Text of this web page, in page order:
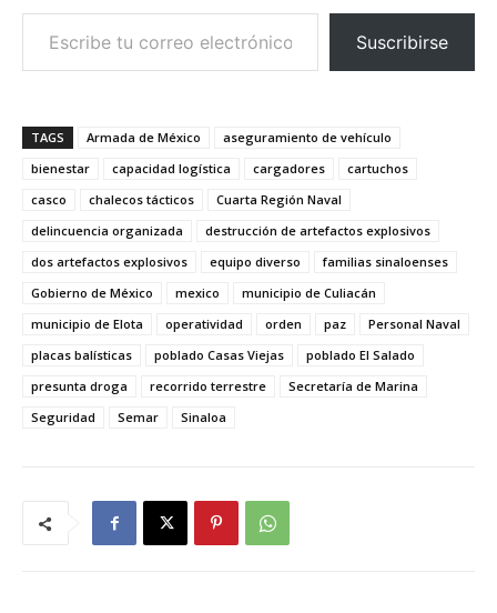
Escribe tu correo electrónico…
Suscribirse
TAGS Armada de México
aseguramiento de vehículo
bienestar
capacidad logística cargadores
cartuchos
casco
chalecos tácticos
Cuarta Región Naval
delincuencia organizada
destrucción de artefactos explosivos
dos artefactos explosivos
equipo diverso
familias sinaloenses
Gobierno de México
mexico
municipio de Culiacán
municipio de Elota
operatividad orden paz
Personal Naval
placas balísticas
poblado Casas Viejas
poblado El Salado
presunta droga
recorrido terrestre
Secretaría de Marina
Seguridad
Semar Sinaloa